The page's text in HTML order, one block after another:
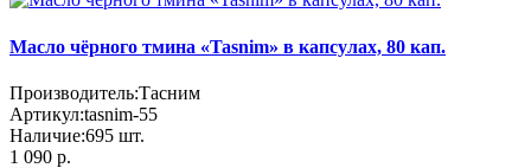
Масло чёрного тмина «Tasnim» в капсулах, 80 кап.
Производитель:Тасним
Артикул:tasnim-55
Наличие:695 шт.
1 090 р.